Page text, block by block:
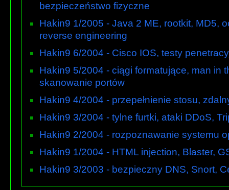
bezpieczeństwo fizyczne
Hakin9 1/2005 - Java 2 ME, rootkit, MD5,
reverse engineering
Hakin9 6/2004 - Cisco IOS, testy
Hakin9 5/2004 - ciągi formatujące, man in
skanowanie portów
Hakin9 4/2004 - przepełnienie stosu,
Hakin9 3/2004 - tylne furtki, ataki DDoS,
Hakin9 2/2004 - rozpoznawanie systemu
Hakin9 1/2004 - HTML injection, Blaster,
Hakin9 3/2003 - bezpieczny DNS, Snort,